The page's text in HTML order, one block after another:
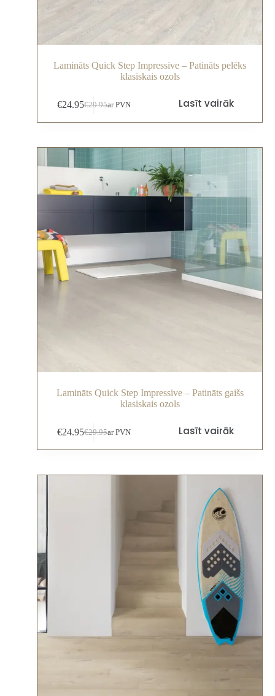
Lamināts Quick Step Impressive – Patināts pelēks
klasiskais ozols
€29.95
€24.95 ar PVN Lasīt vairāk
Lamināts Quick Step Impressive – Patināts gaišs
klasiskais ozols
€29.95
€24.95 ar PVN Lasīt vairāk